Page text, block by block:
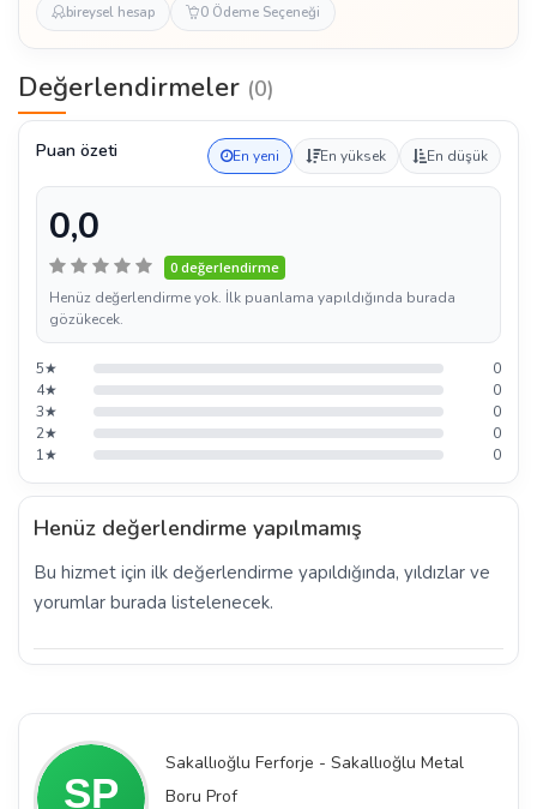
bireysel hesap
0 Ödeme Seçeneği
Değerlendirmeler (0)
Puan özeti En yeni En yüksek En düşük
0,0
0 değerlendirme
Henüz değerlendirme yok. İlk puanlama yapıldığında burada
gözükecek.
5★
0
4★
0
3★
0
2★
0
1★
0
Henüz değerlendirme yapılmamış
Bu hizmet için ilk değerlendirme yapıldığında, yıldızlar ve
yorumlar burada listelenecek.
Sakallıoğlu Ferforje - Sakallıoğlu Metal
Boru Prof